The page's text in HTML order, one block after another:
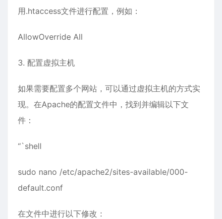
用.htaccess文件进行配置，例如：
AllowOverride All
3. 配置虚拟主机
如果需要配置多个网站，可以通过虚拟主机的方式实
现。在Apache的配置文件中，找到并编辑以下文
件：
“`shell
sudo nano /etc/apache2/sites-available/000-
default.conf
在文件中进行以下修改：